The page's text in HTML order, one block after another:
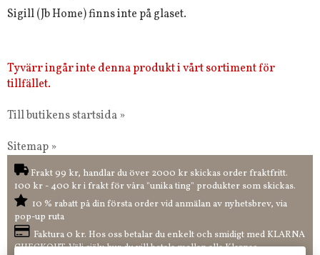
Sigill (Jb Home) finns inte på glaset.
Tyvärr ingår inte denna produkt i vårt sortiment för
tillfället.
Till butikens startsida »
Sitemap »
Frakt 99 kr, handlar du över 2000 kr skickas order fraktfritt.
100 kr - 400 kr i frakt för våra "unika ting" produkter som skickas.
10 % rabatt på din första order vid anmälan av nyhetsbrev, via
pop-up ruta
Faktura 0 kr. Hos oss betalar du enkelt och smidigt med KLARNA
CHECKOUT. Välj själv hur du vill betala mellan alla Klarnas